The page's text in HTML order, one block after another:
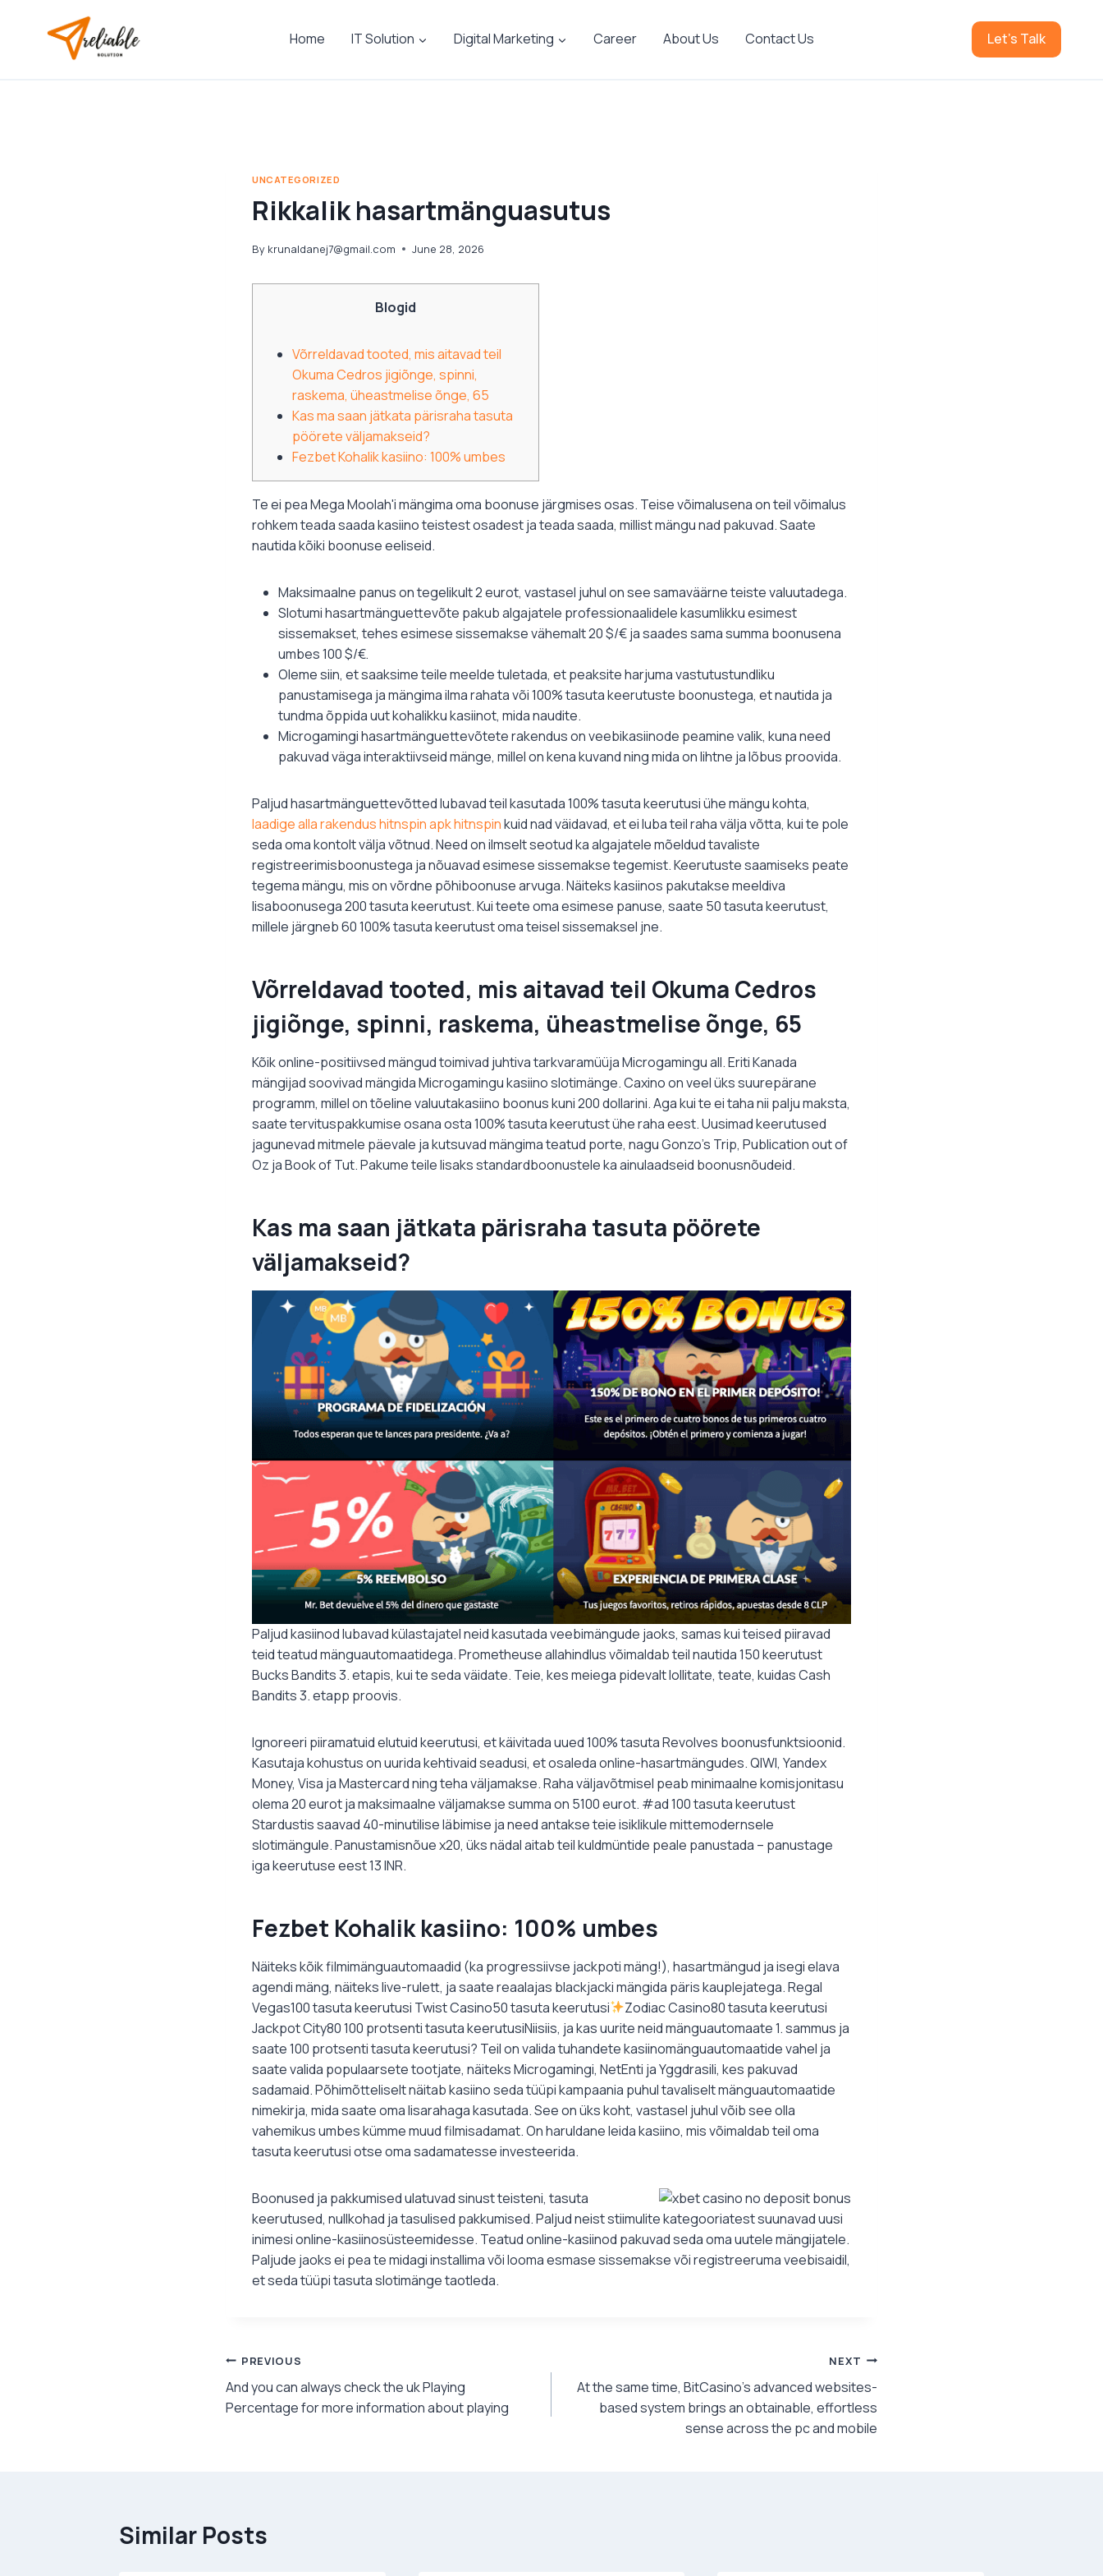
Home IT Solution Digital Marketing Career About Us Contact Us Let's Talk
UNCATEGORIZED
Rikkalik hasartmänguasutus
By krunaldanej7@gmail.com June 28, 2026
Blogid
Võrreldavad tooted, mis aitavad teil
Okuma Cedros jigiõnge, spinni,
raskema, üheastmelise õnge, 65
Kas ma saan jätkata pärisraha tasuta
pöörete väljamakseid?
Fezbet Kohalik kasiino: 100% umbes
Te ei pea Mega Moolah'i mängima oma boonuse järgmises osas. Teise võimalusena on teil võimalus
rohkem teada saada kasiino teistest osadest ja teada saada, millist mängu nad pakuvad.Saate
nautida kõiki boonuse eeliseid.
Maksimaalne panus on tegelikult 2 eurot, vastasel juhul on see samaväärne teiste valuutadega.
Slotumi hasartmänguettevõte pakub algajatele professionaalidele kasumlikku esimest
sissemakset, tehes esimese sissemakse vähemalt 20 $/€ ja saades sama summa boonusena
umbes 100 $/€.
Oleme siin, et saaksime teile meelde tuletada, et peaksite harjuma vastutustundliku
panustamisega ja mängima ilma rahata või 100% tasuta keerutuste boonustega, et nautida ja
tundma õppida uut kohalikku kasiinot, mida naudite.
Microgamingi hasartmänguettevõtete rakendus on veebikasiinode peamine valik, kuna need
pakuvad väga interaktiivseid mänge, millel on kena kuvand ning mida on lihtne ja lõbus proovida.
Paljud hasartmänguettevõtted lubavad teil kasutada 100% tasuta keerutusi ühe mängu kohta,
laadige alla rakendus hitnspin apk hitnspinkuid nad väidavad, et ei luba teil raha välja võtta, kui te pole
seda oma kontolt välja võtnud. Need on ilmselt seotud ka algajatele mõeldud tavaliste
registreerimisboonustega ja nõuavad esimese sissemakse tegemist. Keerutuste saamiseks peate
tegema mängu, mis on võrdne põhiboonuse arvuga. Näiteks kasiinos pakutakse meeldiva
lisaboonusega 200 tasuta keerutust. Kui teete oma esimese panuse, saate 50 tasuta keerutust,
millele järgneb 60 100% tasuta keerutust oma teisel sissemaksel jne.
Võrreldavad tooted, mis aitavad teil Okuma Cedros
jigiõnge, spinni, raskema, üheastmelise õnge, 65
Kõik online-positiivsed mängud toimivad juhtiva tarkvaramüüja Microgamingu all. Eriti Kanada
mängijad soovivad mängida Microgamingu kasiino slotimänge. Caxino on veel üks suurepärane
programm, millel on tõeline valuutakasiino boonus kuni 200 dollarini. Aga kui te ei taha nii palju maksta,
saate tervituspakkumise osana osta 100% tasuta keerutust ühe raha eest. Uusimad keerutused
jagunevad mitmele päevale ja kutsuvad mängima teatud porte, nagu Gonzo's Trip, Publication out of
Oz ja Book of Tut. Pakume teile lisaks standardboonustele ka ainulaadseid boonusnõudeid.
Kas ma saan jätkata pärisraha tasuta pöörete
väljamakseid?
Paljud kasiinod lubavad külastajatel neid kasutada veebimängude jaoks, samas kui teised piiravad
teid teatud mänguautomaatidega. Prometheuse allahindlus võimaldab teil nautida 150 keerutust
Bucks Bandits 3. etapis, kui te seda väidate. Teie, kes meiega pidevalt lollitate, teate, kuidas Cash
Bandits 3. etapp proovis.
Ignoreeri piiramatuid elutuid keerutusi, et käivitada uued 100% tasuta Revolves boonusfunktsioonid.
Kasutaja kohustus on uurida kehtivaid seadusi, et osaleda online-hasartmängudes. QIWI, Yandex
Money, Visa ja Mastercard ning teha väljamakse. Raha väljavõtmisel peab minimaalne komisjonitasu
olema 20 eurot ja maksimaalne väljamakse summa on 5100 eurot. #ad 100 tasuta keerutust
Stardustis saavad 40-minutilise läbimise ja need antakse teie isiklikule mittemodernsele
slotimängule. Panustamisnõue x20, üks nädal aitab teil kuldmüntide peale panustada – panustage
iga keerutuse eest 13 INR.
Fezbet Kohalik kasiino: 100% umbes
Näiteks kõik filmimänguautomaadid (ka progressiivse jackpoti mäng!), hasartmängud ja isegi elava
agendi mäng, näiteks live-rulett, ja saate reaalajas blackjacki mängida päris kauplejatega. Regal
Vegas100 tasuta keerutusi Twist Casino50 tasuta keerutusi
Zodiac Casino80 tasuta keerutusi
Jackpot City80 100 protsenti tasuta keerutusiNiisiis, ja kas uurite neid mänguautomaate 1. sammus ja
saate 100 protsenti tasuta keerutusi? Teil on valida tuhandete kasiinomänguautomaatide vahel ja
saate valida populaarsete tootjate, näiteks Microgamingi, NetEnti ja Yggdrasili, kes pakuvad
sadamaid. Põhimõtteliselt näitab kasiino seda tüüpi kampaania puhul tavaliselt mänguautomaatide
nimekirja, mida saate oma lisarahaga kasutada. See on üks koht, vastasel juhul võib see olla
vahemikus umbes kümme muud filmisadamat. On haruldane leida kasiino, mis võimaldab teil oma
tasuta keerutusi otse oma sadamatesse investeerida.
Boonused ja pakkumised ulatuvad sinust teisteni, tasuta
keerutused, nullkohad ja tasulised pakkumised. Paljud neist stiimulite kategooriatest suunavad uusi
inimesi online-kasiinosüsteemidesse. Teatud online-kasiinod pakuvad seda oma uutele mängijatele.
Paljude jaoks ei pea te midagi installima või looma esmase sissemakse või registreeruma veebisaidil,
et seda tüüpi tasuta slotimänge taotleda.
Post
navigation
PREVIOUS
And you can always check the uk Playing
Percentage for more information about playing
NEXT
At the same time, BitCasino’s advanced websites-
based system brings an obtainable, effortless
sense across the pc and mobile
Similar Posts